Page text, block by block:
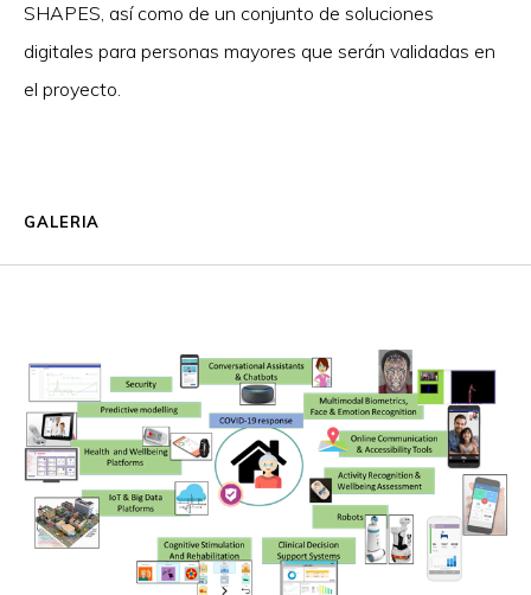
SHAPES, así como de un conjunto de soluciones
digitales para personas mayores que serán validadas en
el proyecto.
GALERIA